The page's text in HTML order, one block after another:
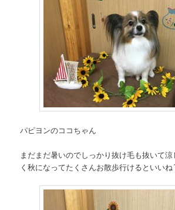
パピヨンのココちゃん
まだまだ暑いのでしっかり抜け毛も抜いて涼